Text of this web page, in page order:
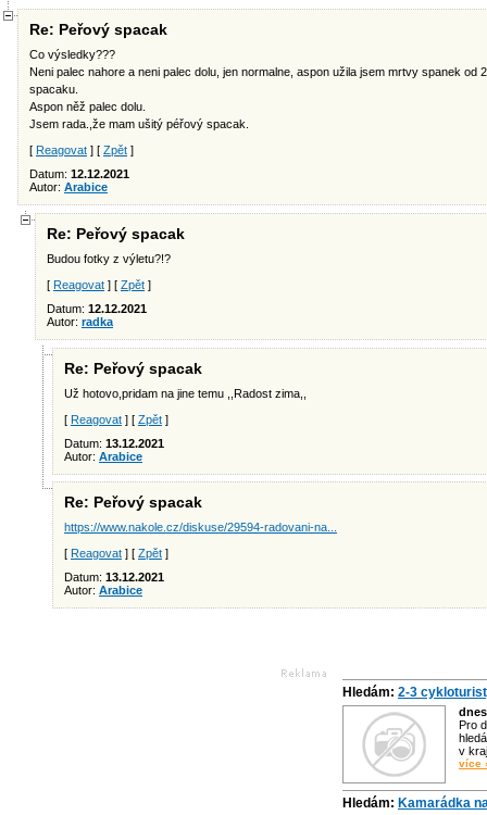
Re: Peřový spacak
Co výsledky???
Neni palec nahore a neni palec dolu, jen normalne, aspon užila jsem mrtvy spanek od
spacaku.
Aspon něž palec dolu.
Jsem rada.,že mam ušitý péřový spacak.
[ Reagovat ] [ Zpět ]
Datum: 12.12.2021
Autor: Arabice
Re: Peřový spacak
Budou fotky z výletu?!?
[ Reagovat ] [ Zpět ]
Datum: 12.12.2021
Autor: radka
Re: Peřový spacak
Už hotovo,pridam na jine temu ,,Radost zima,,
[ Reagovat ] [ Zpět ]
Datum: 13.12.2021
Autor: Arabice
Re: Peřový spacak
https://www.nakole.cz/diskuse/29594-radovani-na...
[ Reagovat ] [ Zpět ]
Datum: 13.12.2021
Autor: Arabice
Hledám: 2-3
dnes
Pro
v
více
Hledám: Kamarádka